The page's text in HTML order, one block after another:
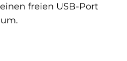
freien USB-Port